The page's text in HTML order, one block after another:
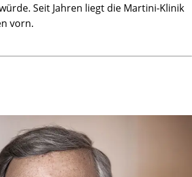
Seit Jahren liegt die Martini-Klinik
vorn.